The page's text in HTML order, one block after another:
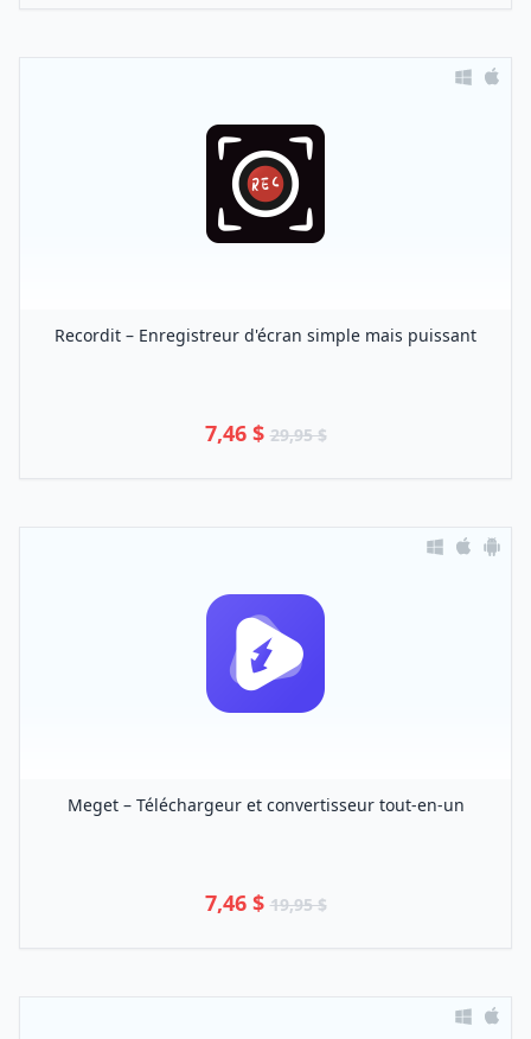
Recordit – Enregistreur d'écran simple mais puissant
7,46 $ 29,95 $
Meget – Téléchargeur et convertisseur tout-en-un
7,46 $ 19,95 $